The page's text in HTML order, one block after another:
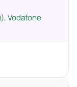
Vodafone